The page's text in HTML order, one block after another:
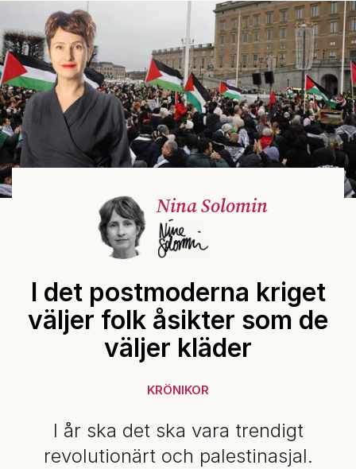
Nina Solomin
I det postmoderna kriget
väljer folk åsikter som de
väljer kläder
KRÖNIKOR
I år ska det ska vara trendigt
revolutionärt och palestinasjal.